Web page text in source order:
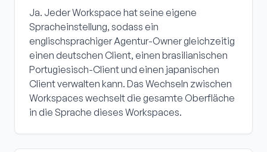
Ja. Jeder Workspace hat seine eigene
Spracheinstellung, sodass ein
englischsprachiger Agentur-Owner gleichzeitig
einen deutschen Client, einen brasilianischen
Portugiesisch-Client und einen japanischen
Client verwalten kann. Das Wechseln zwischen
Workspaces wechselt die gesamte Oberfläche
in die Sprache dieses Workspaces.